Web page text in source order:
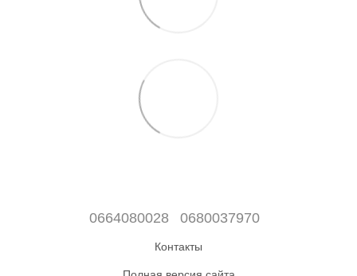
0664080028 0680037970
Контакты